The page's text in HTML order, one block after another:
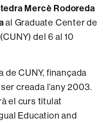
Mercè Rodoreda
al Graduate Center de
(CUNY) del 6 al 10
CUNY, finançada
creada l’any 2003.
el curs titulat
Education and